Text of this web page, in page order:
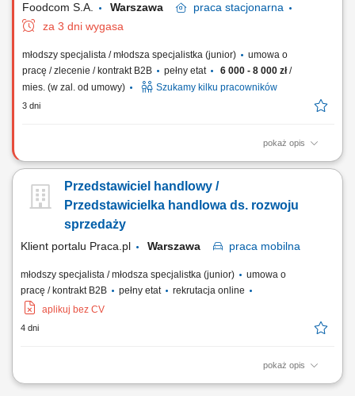
Foodcom S.A. Warszawa praca stacjonarna
za 3 dni wygasa
młodszy specjalista / młodsza specjalistka (junior)
umowa o
pracę / zlecenie / kontrakt B2B
pełny etat 6 000 - 8 000 zł/
mies. (w zal. od umowy)
Szukamy kilku pracowników
3 dni
pokaż opis
Zadania: Aktywne pozyskiwanie klientów B2B oraz badanie potencjału
nadzór nad procesem sprzedaży. Budowanie i utrzymywanie trwałych
relacji z kontrahentami oraz dostawcami. Koordynacja procesów
zakupu i sprzedaży przy...
Przedstawiciel handlowy /
Przedstawicielka handlowa ds. rozwoju
sprzedaży
Klient portalu Praca.pl Warszawa praca mobilna
młodszy specjalista / młodsza specjalistka (junior)
umowa o
pracę / kontrakt B2B
pełny etat
rekrutacja online
aplikuj bez CV
4 dni
pokaż opis
Aktywne pozyskiwanie nowych klientów w regionie województwa